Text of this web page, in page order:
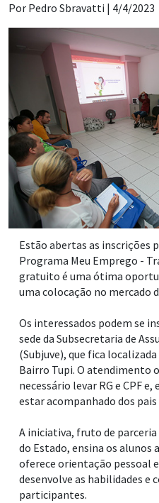
Por Pedro Sbravatti | 4/4/2023
Estão abertas as inscrições
Programa Meu Emprego -
gratuito é uma ótima
uma colocação no mercado
Os interessados podem se
sede da Subsecretaria de
(Subjuve), que fica localizada
Bairro Tupi. O atendimento
necessário levar RG e CPF
estar acompanhado dos
A iniciativa, fruto de parceria
do Estado, ensina os alunos
oferece orientação pessoal
desenvolve as habilidades e
participantes.